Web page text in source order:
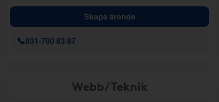
Skapa ärende
📞031-700 83 87
Webb/Teknik